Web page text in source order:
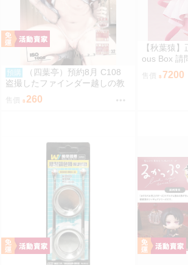
預購
（四葉亭）預約8月 C108
盗撮したファインダー越しの教
え子 なまもななせ
260
【秋葉猿
ous Box 請
嗎？ 保登
成品
7200